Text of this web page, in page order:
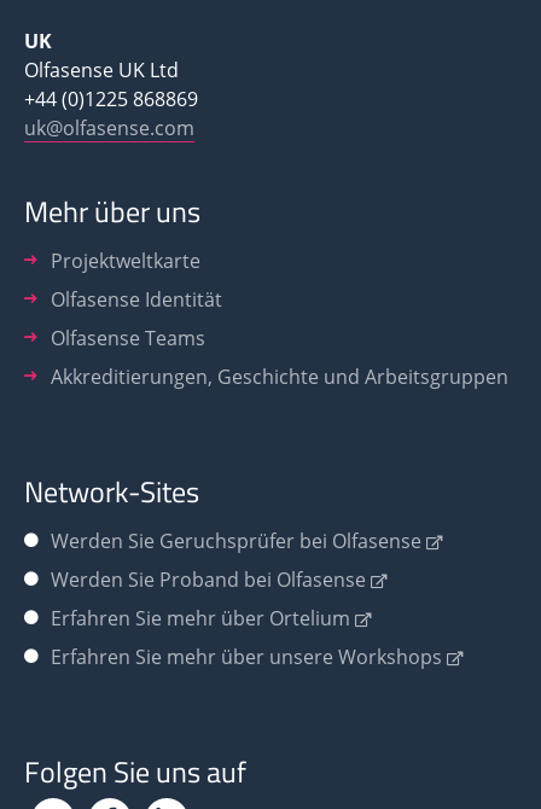
UK
Olfasense UK Ltd
+44 (0)1225 868869
uk@olfasense.com
Mehr über uns
Projektweltkarte
Olfasense Identität
Olfasense Teams
Akkreditierungen, Geschichte und Arbeitsgruppen
Network-Sites
Werden Sie Geruchsprüfer bei Olfasense
Werden Sie Proband bei Olfasense
Erfahren Sie mehr über Ortelium
Erfahren Sie mehr über unsere Workshops
Folgen Sie uns auf